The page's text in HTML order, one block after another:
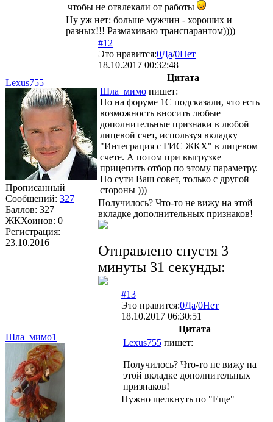
чтобы не отвлекали от работы
Ну уж нет: больше мужчин - хороших и
разных!!! Размахиваю транспарантом))))
Lexus755
Прописанный
Сообщений: 327
Баллов: 327
ЖКХоинов: 0
Регистрация:
23.10.2016
#12
Это нравится:0Да/0Нет
18.10.2017 00:32:48
Цитата
Шла_мимо пишет:
Но на форуме 1С подсказали, что есть
возможность вносить любые
дополнительные признаки в любой
лицевой счет, используя вкладку
"Интеграция с ГИС ЖКХ" в лицевом
счете. А потом при выгрузке
прицепить отбор по этому параметру.
По сути Ваш совет, только с другой
стороны )))
Получилось? Что-то не вижу на этой
вкладке дополнительных признаков!
Отправлено спустя 3
минуты 31 секунды:
Шла_мимо1
#13
Это нравится:0Да/0Нет
18.10.2017 06:30:51
Цитата
Lexus755 пишет:
Получилось? Что-то не вижу на
этой вкладке дополнительных
признаков!
Нужно щелкнуть по "Еще"